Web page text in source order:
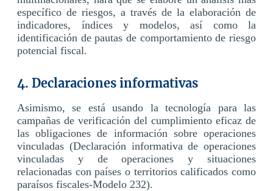
específico de riesgos, a través de la elaboración de
indicadores, índices y modelos, así como la
identificación de pautas de comportamiento de riesgo
potencial fiscal.
4. Declaraciones informativas
Asimismo, se está usando la tecnología para las
campañas de verificación del cumplimiento eficaz de
las obligaciones de información sobre operaciones
vinculadas (Declaración informativa de operaciones
vinculadas y de operaciones y situaciones
relacionadas con países o territorios calificados como
paraísos fiscales-Modelo 232).